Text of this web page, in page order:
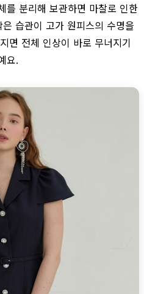
를 분리해 보관하면 마찰로 인한
습관이 고가 원피스의 수명을
면 전체 인상이 바로 무너지기
요.